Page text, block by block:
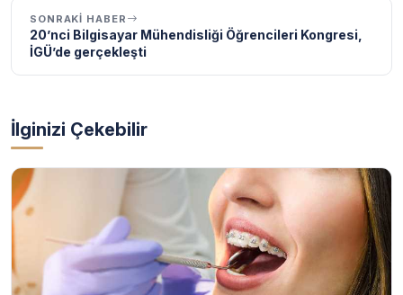
SONRAKI HABER
20’nci Bilgisayar Mühendisliği Öğrencileri Kongresi,
İGÜ’de gerçekleşti
İlginizi Çekebilir